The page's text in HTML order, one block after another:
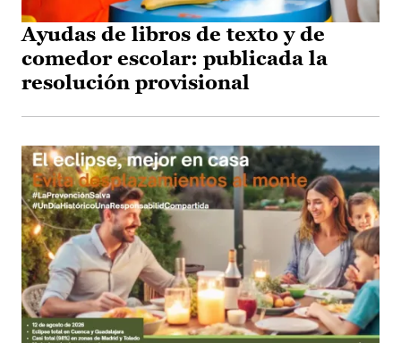
Ayudas de libros de texto y de
comedor escolar: publicada la
resolución provisional